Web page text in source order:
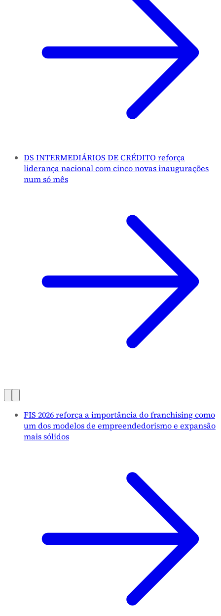
DS INTERMEDIÁRIOS DE CRÉDITO reforça
liderança nacional com cinco novas inaugurações
num só mês
FIS 2026 reforça a importância do franchising como
um dos modelos de empreendedorismo e expansão
mais sólidos